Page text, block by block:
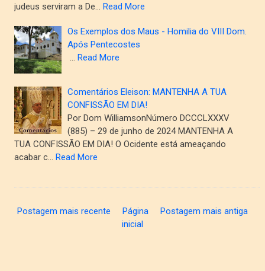
judeus serviram a De… Read More
Os Exemplos dos Maus - Homilia do VIII Dom.
Após Pentecostes
… Read More
Comentários Eleison: MANTENHA A TUA
CONFISSÃO EM DIA!
Por Dom WilliamsonNúmero DCCCLXXXV
(885) – 29 de junho de 2024 MANTENHA A
TUA CONFISSÃO EM DIA! O Ocidente está ameaçando
acabar c… Read More
Postagem mais recente Postagem mais antiga
Página
inicial